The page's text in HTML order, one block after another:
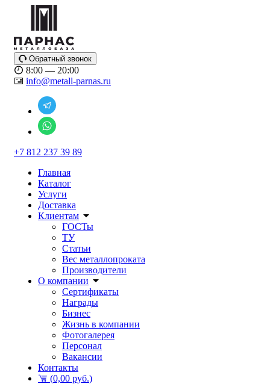
Обратный звонок
8:00 — 20:00
info@metall-parnas.ru
+7 812 237 39 89
Главная
Каталог
Услуги
Доставка
Клиентам
ГОСТы
ТУ
Статьи
Вес металлопроката
Производители
О компании
Сертификаты
Награды
Бизнес
Жизнь в компании
Фотогалерея
Персонал
Вакансии
Контакты
(0,00 руб.)